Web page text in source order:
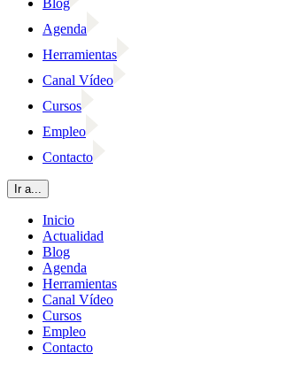
Blog
Agenda
Herramientas
Canal Vídeo
Cursos
Empleo
Contacto
Ir a...
Inicio
Actualidad
Blog
Agenda
Herramientas
Canal Vídeo
Cursos
Empleo
Contacto